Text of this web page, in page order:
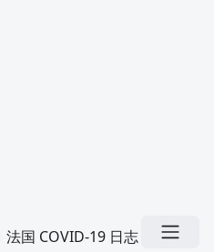
国 COVID-19 日志